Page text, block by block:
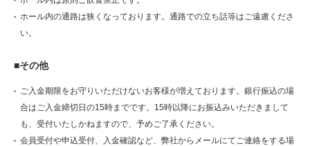
ホール内の通路は狭くなっております。通路での立ち話等はご遠慮くださ
い。
■その他
ご入金期限をお守りいただけないお客様が増えております。銀行振込の場
合はご入金締切日の15時までです。15時以降にお振込みいただきまして
も、受付いたしかねますので、予めご了承ください。
会員受付や申込受付、入金確認など、弊社からメールにてご連絡をする場